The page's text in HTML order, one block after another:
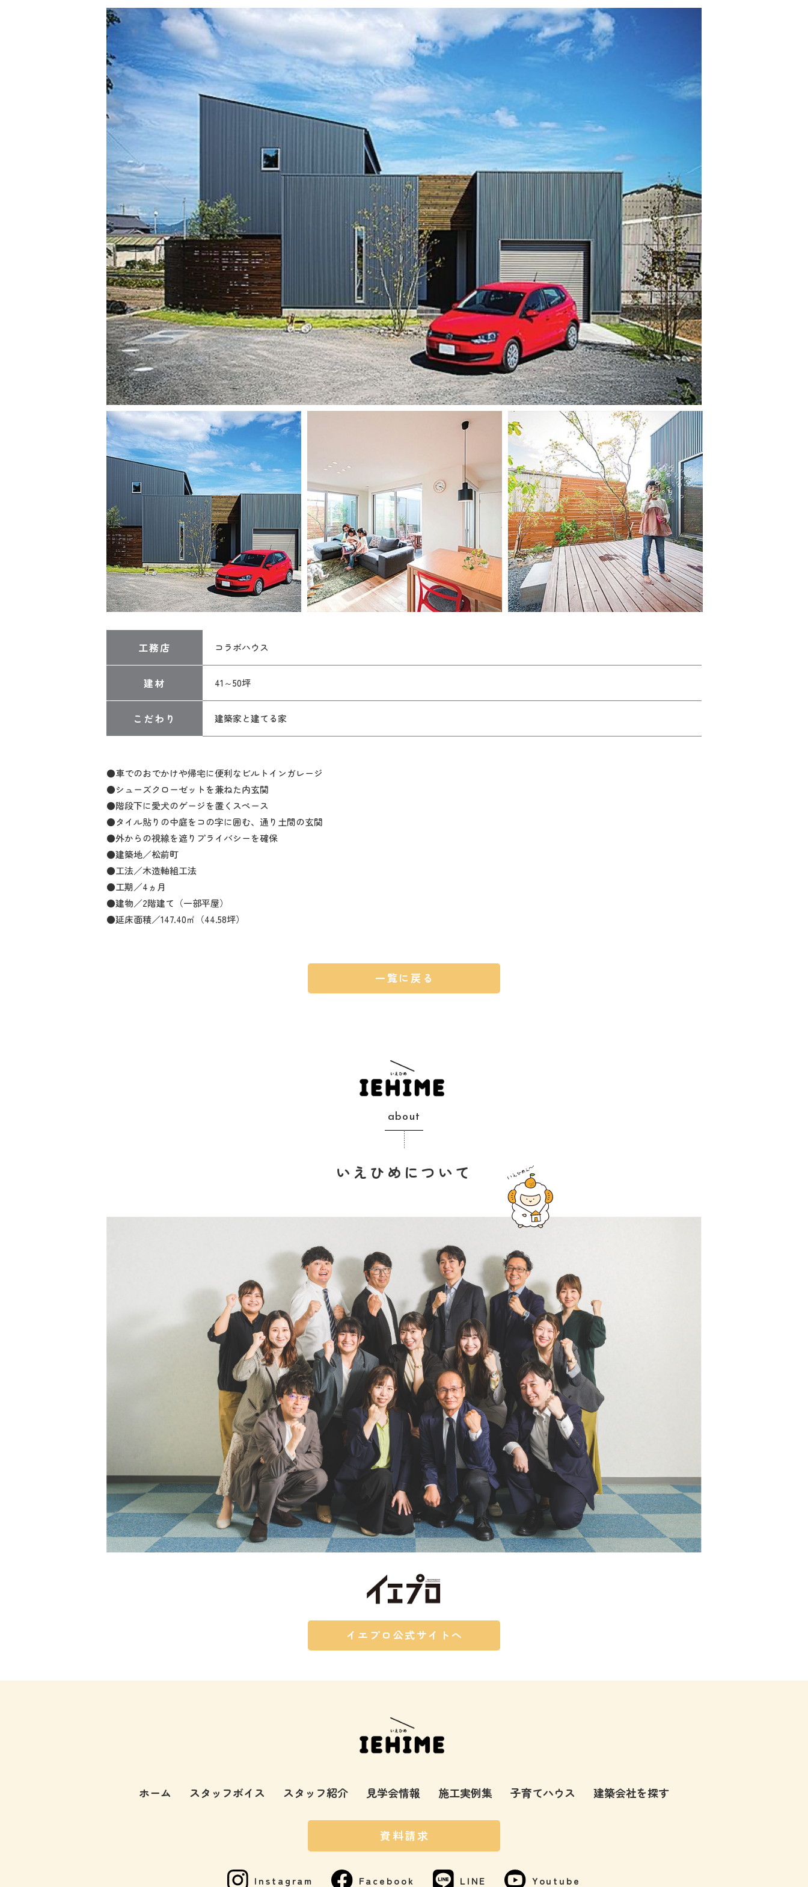
工務店 コラボハウス
建材 41～50坪
こだわり 建築家と建てる家
●車でのおでかけや帰宅に便利なビルトインガレージ
●シューズクローゼットを兼ねた内玄関
●階段下に愛犬のゲージを置くスペース
●タイル貼りの中庭をコの字に囲む、通り土間の玄関
●外からの視線を遮りプライバシーを確保
●建築地／松前町
●工法／木造軸組工法
●工期／4ヵ月
●建物／2階建て（一部平屋）
●延床面積／147.40㎡（44.58坪）
一覧に戻る
about
いえひめについて
イエプロ公式サイトへ
ホーム スタッフボイス スタッフ紹介 見学会情報 施工実例集 子育てハウス 建築会社を探す
資料請求
Instagram Facebook LINE Youtube